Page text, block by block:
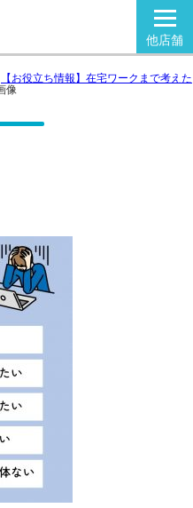
他店舗
【お役立ち情報】在宅ワークまで考えた
像